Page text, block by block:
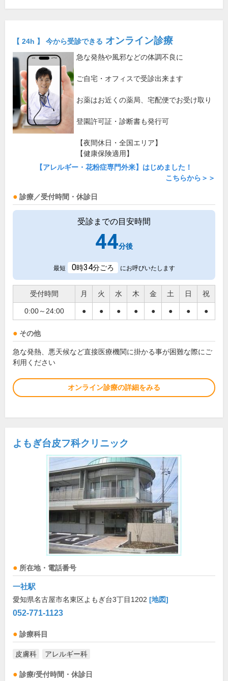
【 24h 】 今から受診できる オンライン診療
急な発熱や風邪などの体調不良に
ご自宅・オフィスで受診出来ます
お薬はお近くの薬局、宅配便でお受け取り
登園許可証・診断書も発行可
【夜間休日・全国エリア】
【健康保険適用】
【アレルギー・花粉症専門外来】はじめました！
こちらから＞＞
診療／受付時間・休診日
受診までの目安時間
44分後
最短 0時34分ごろ にお呼びいたします
受付時間 月 火 水 木 金 土 日 祝
0:00～24:00 ● ● ● ● ● ● ● ●
その他
急な発熱、悪天候など直接医療機関に掛かる事が困難な際にご
利用ください
オンライン診療の詳細をみる
よもぎ台皮フ科クリニック
所在地・電話番号
一社駅
愛知県名古屋市名東区よもぎ台3丁目1202 [地図]
052-771-1123
診療科目
皮膚科 アレルギー科
診療/受付時間・休診日